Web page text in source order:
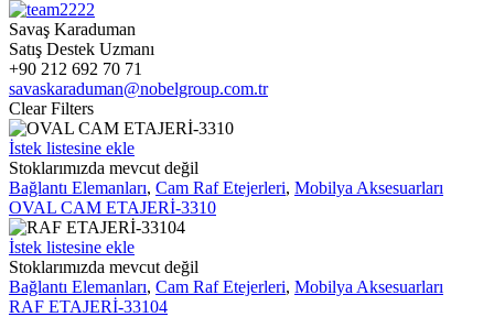
Savaş Karaduman
Satış Destek Uzmanı
+90 212 692 70 71
savaskaraduman@nobelgroup.com.tr
Clear Filters
OVAL
CAM
ETAJERİ-3310
İstek listesine ekle
Stoklarımızda mevcut değil
Bağlantı Elemanları, Cam Raf Etejerleri, Mobilya Aksesuarları
OVAL CAM ETAJERİ-3310
RAF
ETAJERİ-33104
İstek listesine ekle
Stoklarımızda mevcut değil
Bağlantı Elemanları, Cam Raf Etejerleri, Mobilya Aksesuarları
RAF ETAJERİ-33104